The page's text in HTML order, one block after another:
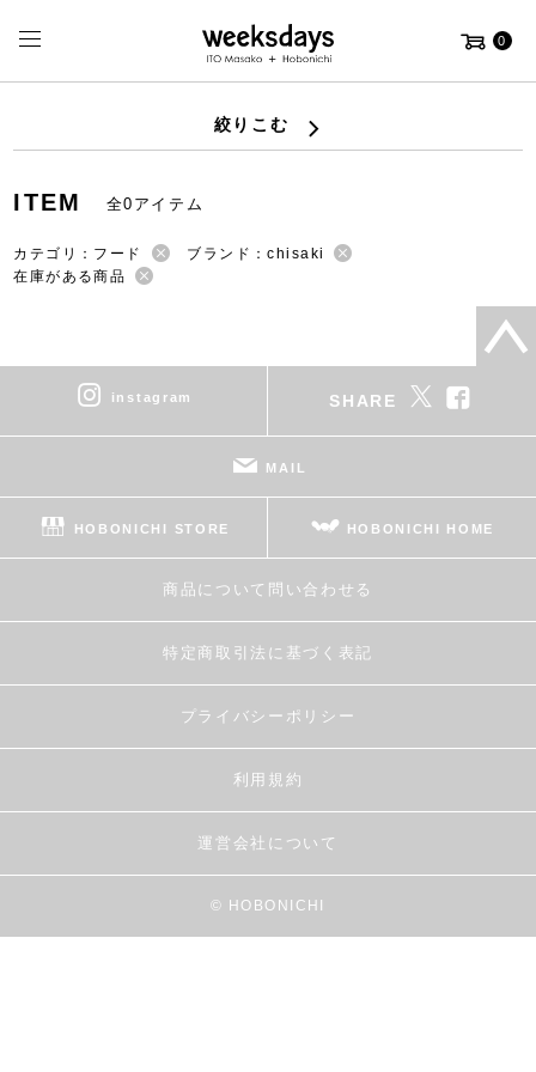
0
絞りこむ
ITEM 全0アイテム
カテゴリ：フード
ブランド：chisaki
在庫がある商品
instagram SHARE
MAIL
HOBONICHI STORE HOBONICHI HOME
商品について問い合わせる
特定商取引法に基づく表記
プライバシーポリシー
利用規約
運営会社について
© HOBONICHI